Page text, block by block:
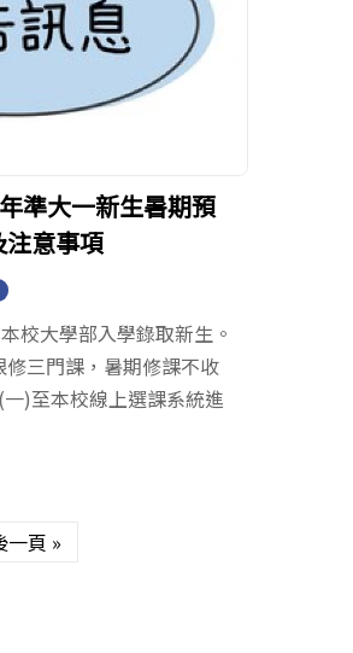
準大一新生暑期預
意事項
校大學部入學錄取新生。
三門課，暑期修課不收
)至本校線上選課系統進
一頁 »